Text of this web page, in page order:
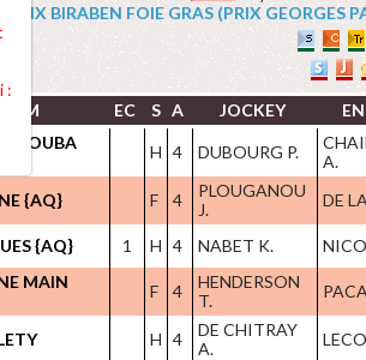
:
PRIX BIRABEN FOIE GRAS (PRIX
NOM EC S A JOCKEY
NOUBA
H 4 DUBOURG P.
A.
{AQ} F 4
PLOUGANOU
J.
DE
{AQ} 1 H 4 NABET K.
MAIN
F 4
HENDERSON
T.
H 4
DE CHITRAY
A.